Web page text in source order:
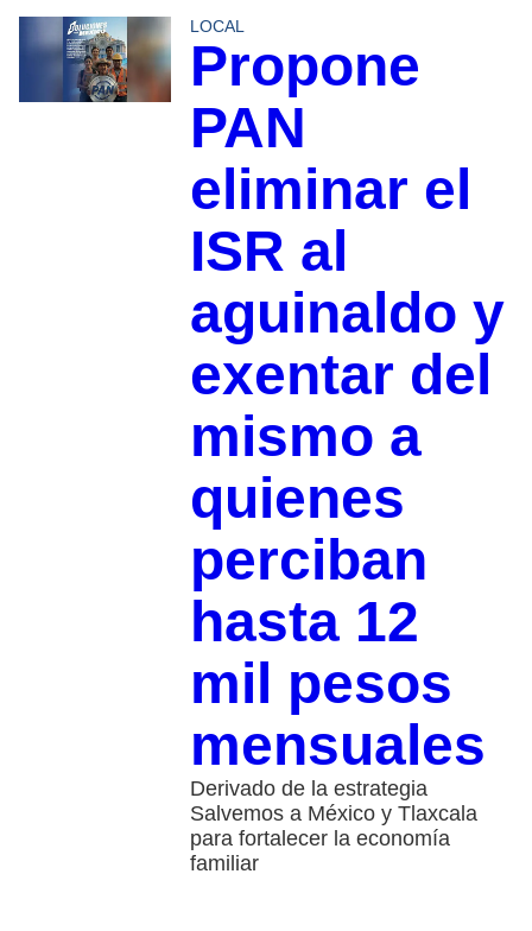
LOCAL
Propone
PAN
eliminar el
ISR al
aguinaldo y
exentar del
mismo a
quienes
perciban
hasta 12
mil pesos
mensuales
Derivado de la estrategia
Salvemos a México y Tlaxcala
para fortalecer la economía
familiar